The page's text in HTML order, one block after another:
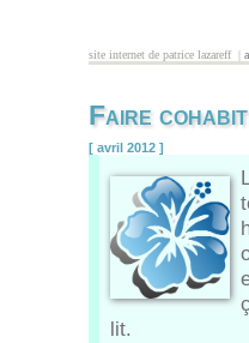
site internet de patrice lazareff |
vous êtes ici
Faire
[ avril 2012 ]
lit.